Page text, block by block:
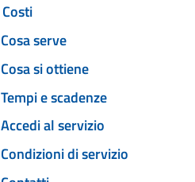
Costi
Cosa serve
Cosa si ottiene
Tempi e scadenze
Accedi al servizio
Condizioni di servizio